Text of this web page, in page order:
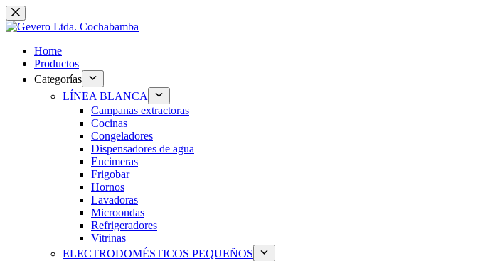
Saltar
al
Home
Productos
Categorías
LÍNEA BLANCA
Campanas extractoras
Cocinas
Congeladores
Dispensadores de agua
Encimeras
Frigobar
Hornos
Lavadoras
Microondas
Refrigeradores
Vitrinas
ELECTRODOMÉSTICOS PEQUEÑOS